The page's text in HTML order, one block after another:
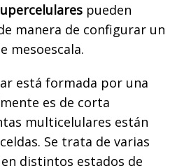
pueden
manera de configurar un
mesoescala.
está formada por una
es de corta
multicelulares están
Se trata de varias
distintos estados de